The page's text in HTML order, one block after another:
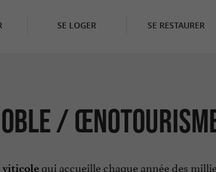
SE LOGER SE RESTAURER
/
viticolequi accueille chaque année des